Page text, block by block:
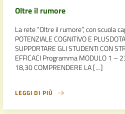
Oltre il rumore
La rete “Oltre il rumore”, con scuola
POTENZIALE COGNITIVO E
SUPPORTARE GLI STUDENTI CON
EFFICACI Programma MODULO 1
18,30 COMPRENDERE LA […]
LEGGI DI PIÙ